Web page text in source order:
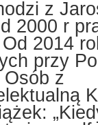
z
2000 r
2014
przy
z